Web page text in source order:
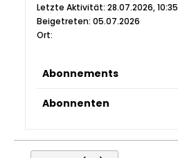
Letzte Aktivität: 28.07.2026, 10:35
Beigetreten: 05.07.2026
Ort:
Abonnements
Abonnenten